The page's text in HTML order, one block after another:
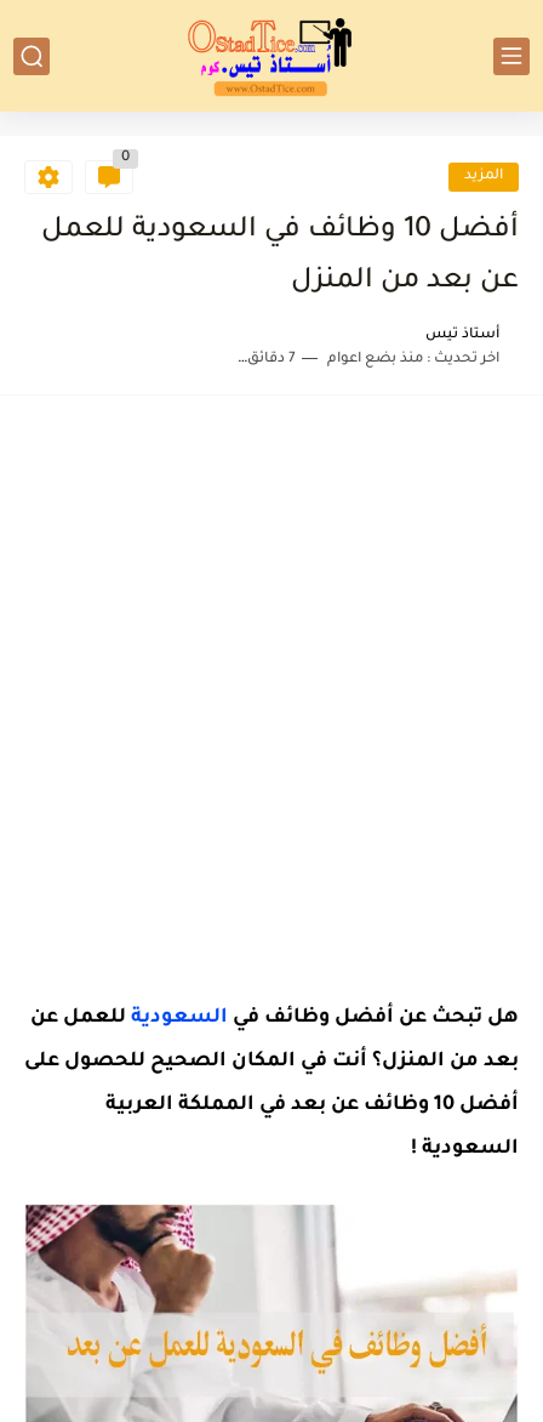
المزيد
0
أفضل 10 وظائف في السعودية للعمل
عن بعد من المنزل
أستاذ تيس
اخر تحديث :منذ بضع اعوام 7 دقائق للقراءة
هل تبحث عن أفضل وظائف في السعودية للعمل عن
بعد من المنزل؟ أنت في المكان الصحيح للحصول على
أفضل 10 وظائف عن بعد في المملكة العربية
السعودية !